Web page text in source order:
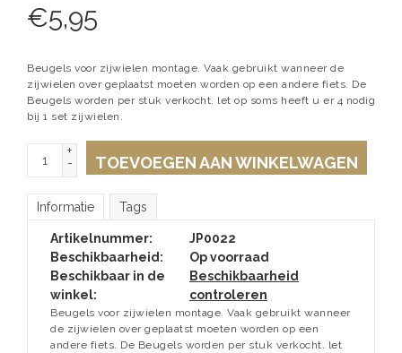
€5,95
Beugels voor zijwielen montage. Vaak gebruikt wanneer de
zijwielen over geplaatst moeten worden op een andere fiets. De
Beugels worden per stuk verkocht. let op soms heeft u er 4 nodig
bij 1 set zijwielen.
+
-
TOEVOEGEN AAN WINKELWAGEN
Informatie Tags
Artikelnummer:
JP0022
Beschikbaarheid:
Op voorraad
Beschikbaar in de
winkel:
Beschikbaarheid
controleren
Beugels voor zijwielen montage. Vaak gebruikt wanneer
de zijwielen over geplaatst moeten worden op een
andere fiets. De Beugels worden per stuk verkocht. let